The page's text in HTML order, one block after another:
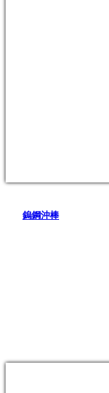
鎢鋼沖棒